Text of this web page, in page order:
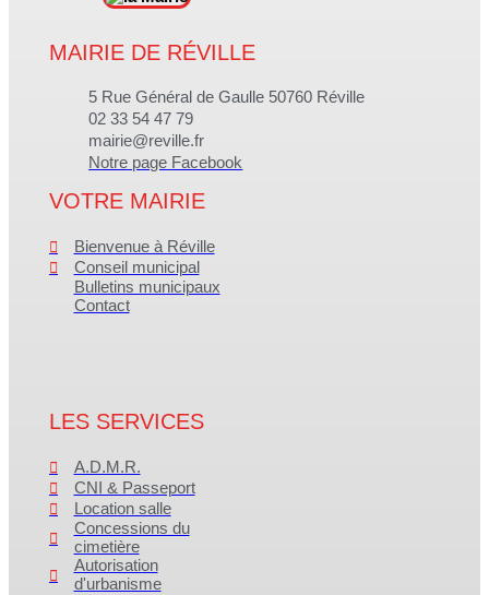
MAIRIE DE RÉVILLE
5 Rue Général de Gaulle 50760 Réville
02 33 54 47 79
mairie@reville.fr
Notre page Facebook
VOTRE MAIRIE
Bienvenue à Réville
Conseil municipal
Bulletins municipaux
Contact
LES SERVICES
A.D.M.R.
CNI & Passeport
Location salle
Concessions du
cimetière
Autorisation
d'urbanisme